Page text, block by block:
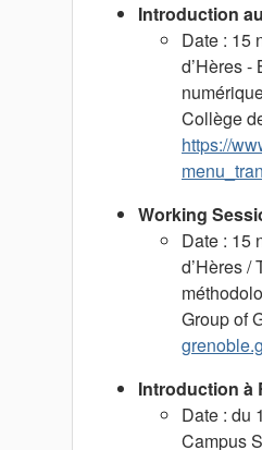
Introduction
Date : 15
d’Hères -
Collège
https://
Working
Date : 15
d’Hères /
Group of
Introduction à
Date : du
Campus